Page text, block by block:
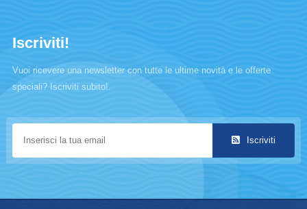
Iscriviti!
Vuoi ricevere una newsletter con tutte le ultime novità e le offerte
speciali? Iscriviti subito!.
Iscriviti